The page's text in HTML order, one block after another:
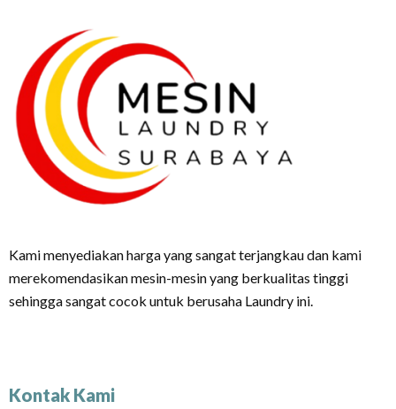
Kami menyediakan harga yang sangat terjangkau dan kami
merekomendasikan mesin-mesin yang berkualitas tinggi
sehingga sangat cocok untuk berusaha Laundry ini.
Kontak Kami